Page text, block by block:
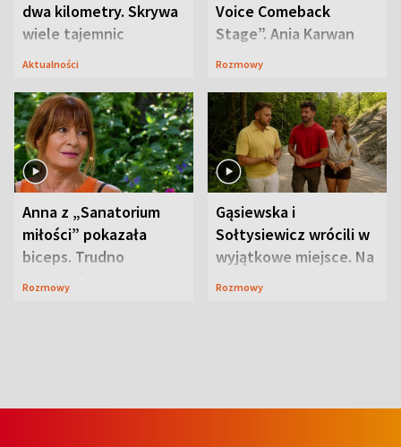
dwa kilometry. Skrywa
wiele tajemnic
Aktualności
Voice Comeback
Stage”. Ania Karwan
zapowiada
Rozmowy
Anna z „Sanatorium
miłości” pokazała
biceps. Trudno
uwierzyć, co przeszła
Rozmowy
Gąsiewska i
Sołtysiewicz wrócili w
wyjątkowe miejsce. Na
szlaku czekał
Rozmowy